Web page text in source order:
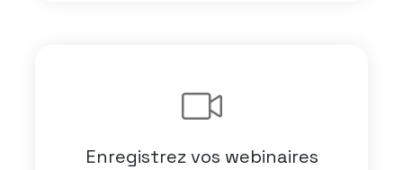
Enregistrez vos webinaires